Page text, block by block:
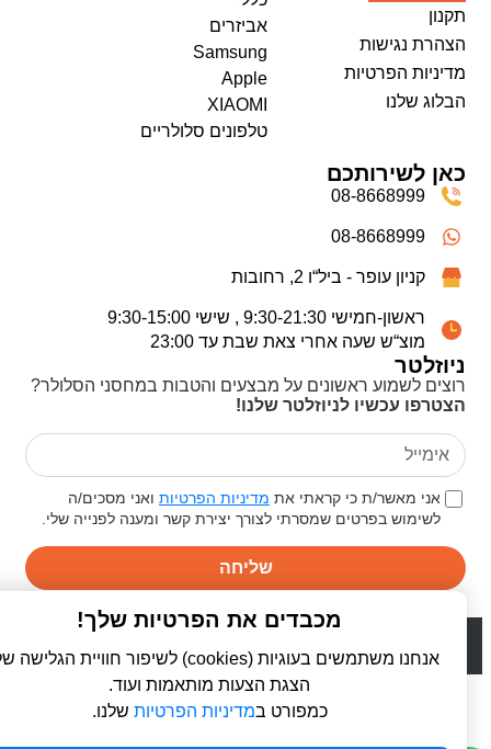
ניוזלטר
רוצים לשמוע ראשונים על מבצעים והטבות במחסני הסלולר?
הצטרפו עכשיו לניוזלטר שלנו!
אני מאשר/ת כי קראתי אתמדיניות הפרטיותואני מסכים/ה
לשימוש בפרטים שמסרתי לצורך יצירת קשר ומענה לפנייה שלי.
שליחה
תקנון
הצהרת נגישות
מדיניות הפרטיות
הבלוג שלנו
אביזרים
Samsung
Apple
XIAOMI
טלפונים סלולריים
כאן לשירותכם
08-8668999
08-8668999
קניון עופר - ביל“ו 2, רחובות
ראשון-חמישי 9:30-21:30 , שישי 9:30-15:00
מוצ“ש שעה אחרי צאת שבת עד 23:00
WebDigital | וובדיגיטל - עיצוב ובניית אתרים
מכבדים את הפרטיות שלך!
אנחנו משתמשים בעוגיות (cookies) לשיפור חוויית הגלישה שלך,
הצגת הצעות מותאמות ועוד.
כמפורט במדיניות הפרטיותשלנו.